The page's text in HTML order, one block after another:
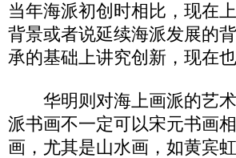
当年海派初创时相比，现在
背景或者说延续海派发展的
承的基础上讲究创新，现在也
华明则对海上画派的艺术
派书画不一定可以宋元书画
画，尤其是山水画，如黄宾